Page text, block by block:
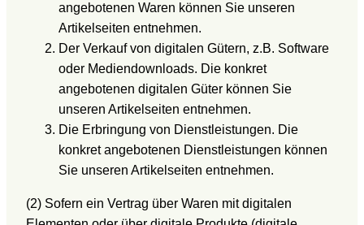
angebotenen Waren können Sie unseren
Artikelseiten entnehmen.
Der Verkauf von digitalen Gütern, z.B. Software
oder Mediendownloads. Die konkret
angebotenen digitalen Güter können Sie
unseren Artikelseiten entnehmen.
Die Erbringung von Dienstleistungen. Die
konkret angebotenen Dienstleistungen können
Sie unseren Artikelseiten entnehmen.
(2) Sofern ein Vertrag über Waren mit digitalen